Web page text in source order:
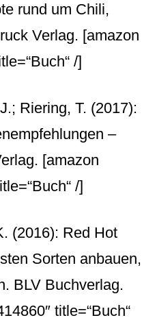
rund um Chili,
Verlag. [amazon
/]
Riering, T. (2017):
–
[amazon
/]
(2016): Red Hot
Sorten anbauen,
BLV Buchverlag.
title=“Buch“